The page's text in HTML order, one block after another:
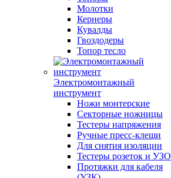
Молотки
Кернеры
Кувалды
Гвоздодеры
Топор тесло
Электромонтажный
инструмент
Ножи монтерские
Секторные ножницы
Тестеры напряжения
Ручные пресс-клещи
Для снятия изоляции
Тестеры розеток и УЗО
Протяжки для кабеля